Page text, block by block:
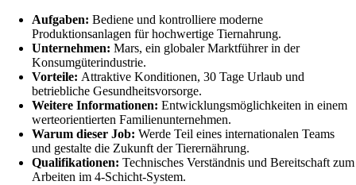
Aufgaben: Bediene und kontrolliere moderne
Produktionsanlagen für hochwertige Tiernahrung.
Unternehmen: Mars, ein globaler Marktführer in der
Konsumgüterindustrie.
Vorteile: Attraktive Konditionen, 30 Tage Urlaub und
betriebliche Gesundheitsvorsorge.
Weitere Informationen: Entwicklungsmöglichkeiten in einem
werteorientierten Familienunternehmen.
Warum dieser Job: Werde Teil eines internationalen Teams
und gestalte die Zukunft der Tierernährung.
Qualifikationen: Technisches Verständnis und Bereitschaft zum
Arbeiten im 4-Schicht-System.